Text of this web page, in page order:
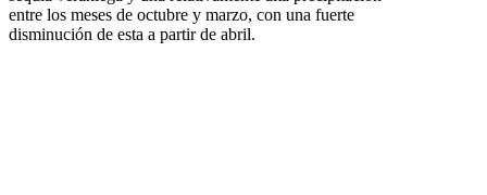
entre los meses de octubre y marzo, con una fuerte
disminución de esta a partir de abril.